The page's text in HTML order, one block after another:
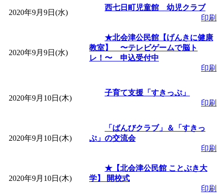
de 健康づくり」
」
「堂島地区歴史ウオ
」 受付期間：～
「みなづる号乗車体
de 健康づくり」」 受
皆鶴姫のこびる塾
～」 受付期間：～
2020年9月9日(水)
西七日町児童館 幼児クラブ
印刷
2020年9月9日(水)
★北会津公民館【げんきに健康
教室】 〜テレビゲームで脳ト
レ！〜 申込受付中
印刷
2020年9月10日(木)
子育て支援「すきっぷ」
印刷
2020年9月10日(木)
「ばんびクラブ」＆「すきっ
ぷ」の交流会
印刷
2020年9月10日(木)
★【北会津公民館 ことぶき大
学】 開校式
印刷